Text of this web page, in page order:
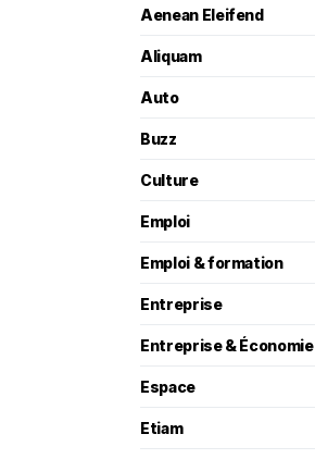
Aenean Eleifend
Aliquam
Auto
Buzz
Culture
Emploi
Emploi & formation
Entreprise
Entreprise & Économie
Espace
Etiam